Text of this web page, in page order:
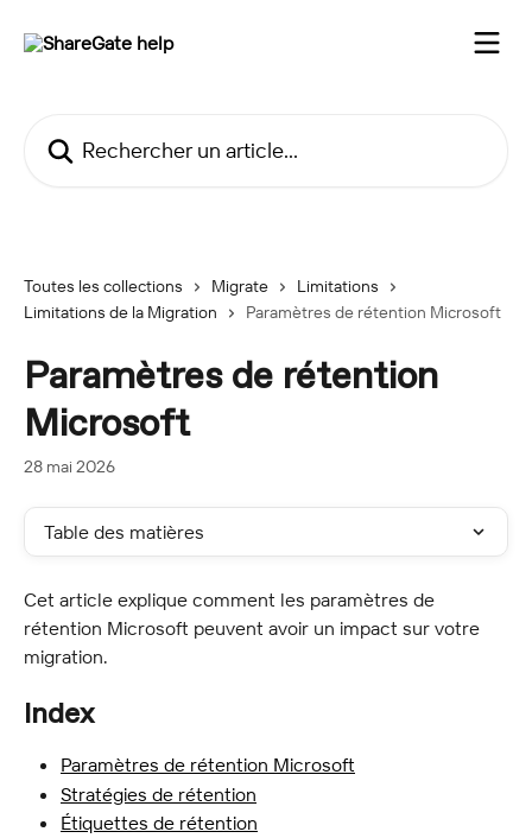
Toutes les collections Migrate
Limitations
Limitations de la Migration
Paramètres de rétention Microsoft
Paramètres de rétention
Microsoft
28 mai 2026
Table des matières
Cet article explique comment les paramètres de
rétention Microsoft peuvent avoir un impact sur votre
migration.
Index
Paramètres de rétention Microsoft
Stratégies de rétention
Étiquettes de rétention